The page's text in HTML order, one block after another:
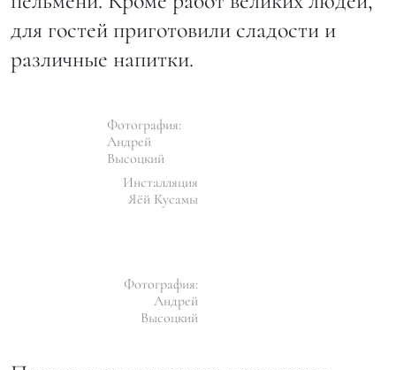
для гостей приготовили сладости и
различные напитки.
Фотография:
Андрей
Высоцкий
Инсталляция
Яёй Кусамы
Фотография:
Андрей
Высоцкий